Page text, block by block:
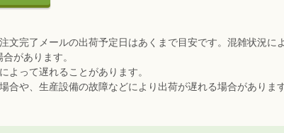
文完了メールの出荷予定日はあくまで目安です。混雑状況に
があります。
よって遅れることがあります。
合や、生産設備の故障などにより出荷が遅れる場合があります